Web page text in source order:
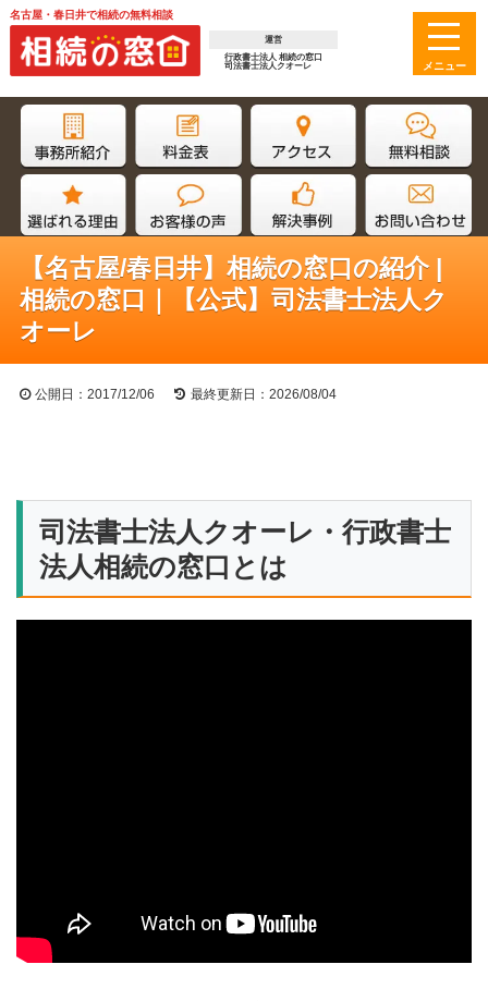
名古屋・春日井で相続の無料相談
運営
行政書士法人 相続の窓口
司法書士法人クオーレ
【名古屋/春日井】相続の窓口の紹介 |
相続の窓口｜【公式】司法書士法人ク
オーレ
公開日：2017/12/06 最終更新日：2026/08/04
司法書士法人クオーレ・行政書士
法人相続の窓口とは